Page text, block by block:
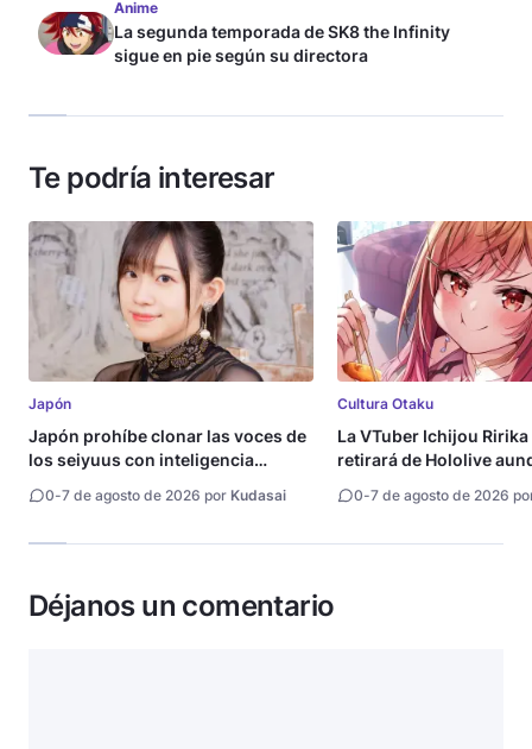
Anime
La segunda temporada de SK8 the Infinity
sigue en pie según su directora
Te podría interesar
Japón
Japón prohíbe clonar las voces de
los seiyuus con inteligencia
0-7 de agosto de 2026 por Kudasai
Cultura Otaku
La VTuber Ichijou Ririka
retirará de Hololive
0-7 de agosto de 2026
Déjanos un comentario